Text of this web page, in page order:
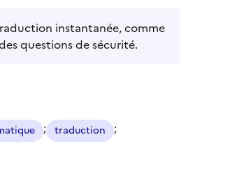
instantanée, comme
questions de sécurité.
; traduction ;